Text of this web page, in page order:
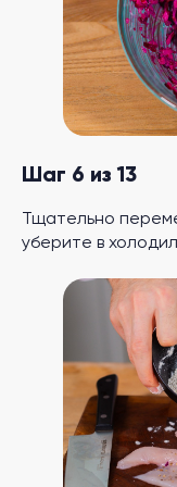
Шаг 6 из 13
Тщательно
уберите в